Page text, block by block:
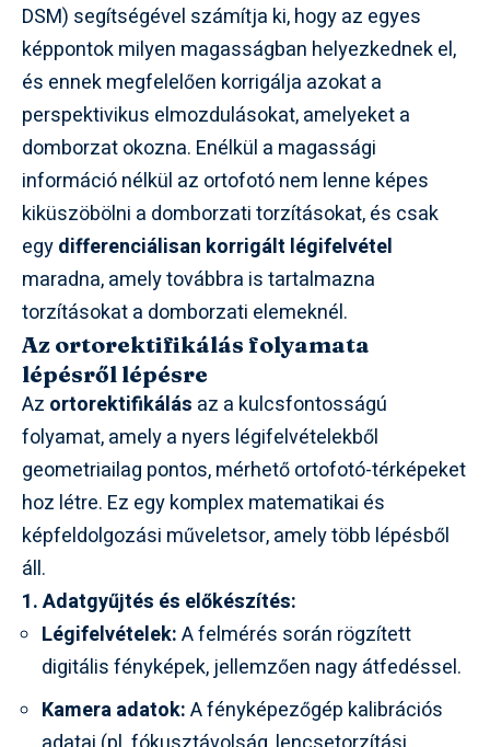
DSM) segítségével számítja ki, hogy az egyes
képpontok milyen magasságban helyezkednek el,
és ennek megfelelően korrigálja azokat a
perspektivikus elmozdulásokat, amelyeket a
domborzat okozna. Enélkül a magassági
információ nélkül az ortofotó nem lenne képes
kiküszöbölni a domborzati torzításokat, és csak
egydifferenciálisan korrigált légifelvétel
maradna, amely továbbra is tartalmazna
torzításokat a domborzati elemeknél.
Az ortorektifikálás folyamata
lépésről lépésre
Az ortorektifikálás az a kulcsfontosságú
folyamat, amely a nyers légifelvételekből
geometriailag pontos, mérhető ortofotó-térképeket
hoz létre. Ez egy komplex matematikai és
képfeldolgozási műveletsor, amely több lépésből
áll.
1. Adatgyűjtés és előkészítés:
Légifelvételek:A felmérés során rögzített
digitális fényképek, jellemzően nagy átfedéssel.
Kamera adatok:A fényképezőgép kalibrációs